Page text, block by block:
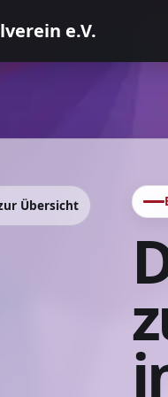
e.V.
Übersicht